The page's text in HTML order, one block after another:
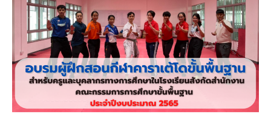
สพฐ.
เลิศ
แห่ง
ประจำ